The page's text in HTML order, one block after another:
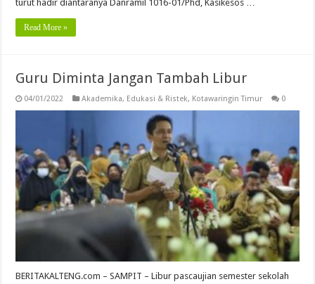
turut hadir diantaranya Danramil 1016-01/Phd, Kasikesos …
Read More »
Guru Diminta Jangan Tambah Libur
04/01/2022 Akademika, Edukasi & Ristek, Kotawaringin Timur 0
BERITAKALTENG.com – SAMPIT – Libur pascaujian semester sekolah